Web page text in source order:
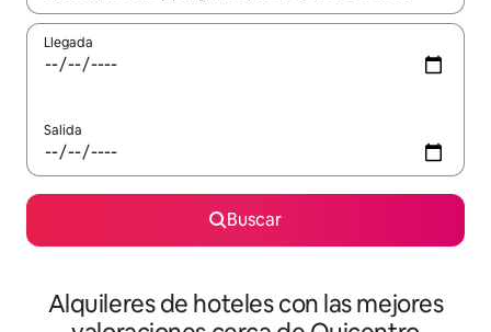
Llegada
Salida
Buscar
Alquileres de hoteles con las mejores